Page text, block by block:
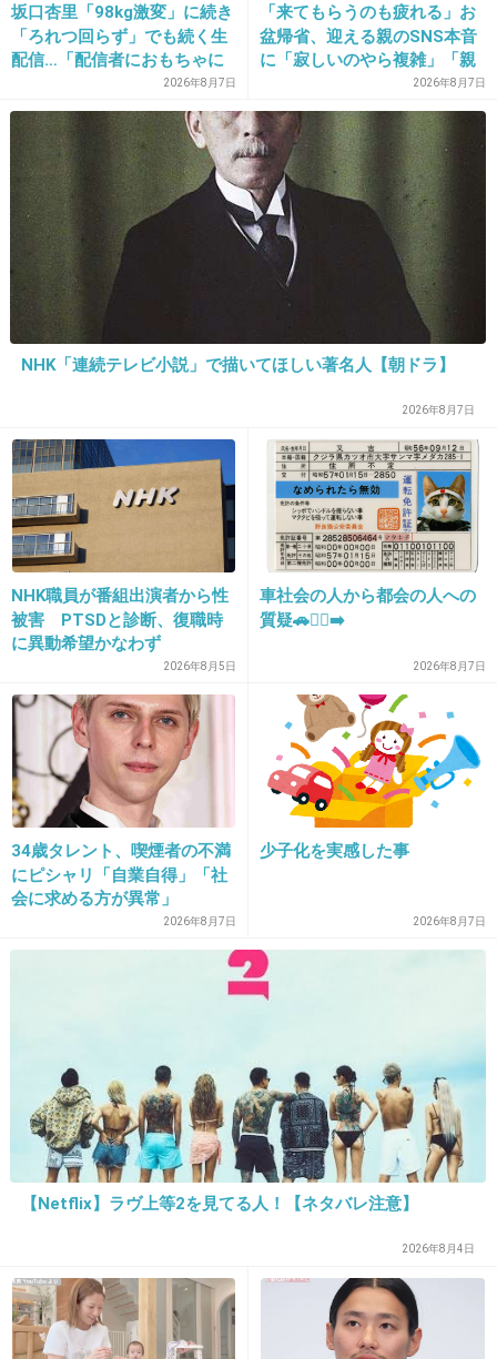
16. 匿名
シンクロフィット2個。そのままトイレに流せるので楽ー
17. 匿名2026/06/03(水) 18:11:27
トイレ近くてその都度出し切っちゃうからほとんどナプキン汚れない。よって
2件の返信
+2 -28
18. 匿名2026/06/03(水) 18:11:28
>>1
何かこういうトピ見ると男が申請したんじゃな
いかと勘繰ってしまう。
8件の返信
+47
19. 匿名2026/06/03(水) 18:11:35
夜用つけて出かけてもたせる
2026/06/03(水) 18:11:39
>>10
生理終わりかけのババアじゃねぇんだから
+23
21. 匿名 2026/06/03(水) 18:12:06
なんでそんなこと聞くのかが分からない。
坂口杏里「98kg激変」に続き
「ろれつ回らず」でも続く生
配信…「配信者におもちゃに
されてる」知人は懸念表明
2026年8月7日
「来てもらうのも疲れる」お
盆帰省、迎える親のSNS本音
に「寂しいのやら複雑」「親
孝行だと思っていたのに」
2026年8月7日
NHK「連続テレビ小説」で描いてほしい著名人【朝ドラ】
2026年8月7日
NHK職員が番組出演者から性
被害 PTSDと診断、復職時
に異動希望かなわず
2026年8月5日
車社会の人から都会の人への
質疑🚗🏃‍♀️‍➡️
2026年8月7日
34歳タレント、喫煙者の不満
にピシャリ「自業自得」「社
会に求める方が異常」
2026年8月7日
少子化を実感した事
2026年8月7日
【Netflix】ラヴ上等2を見てる人！【ネタバレ注意】
2026年8月4日